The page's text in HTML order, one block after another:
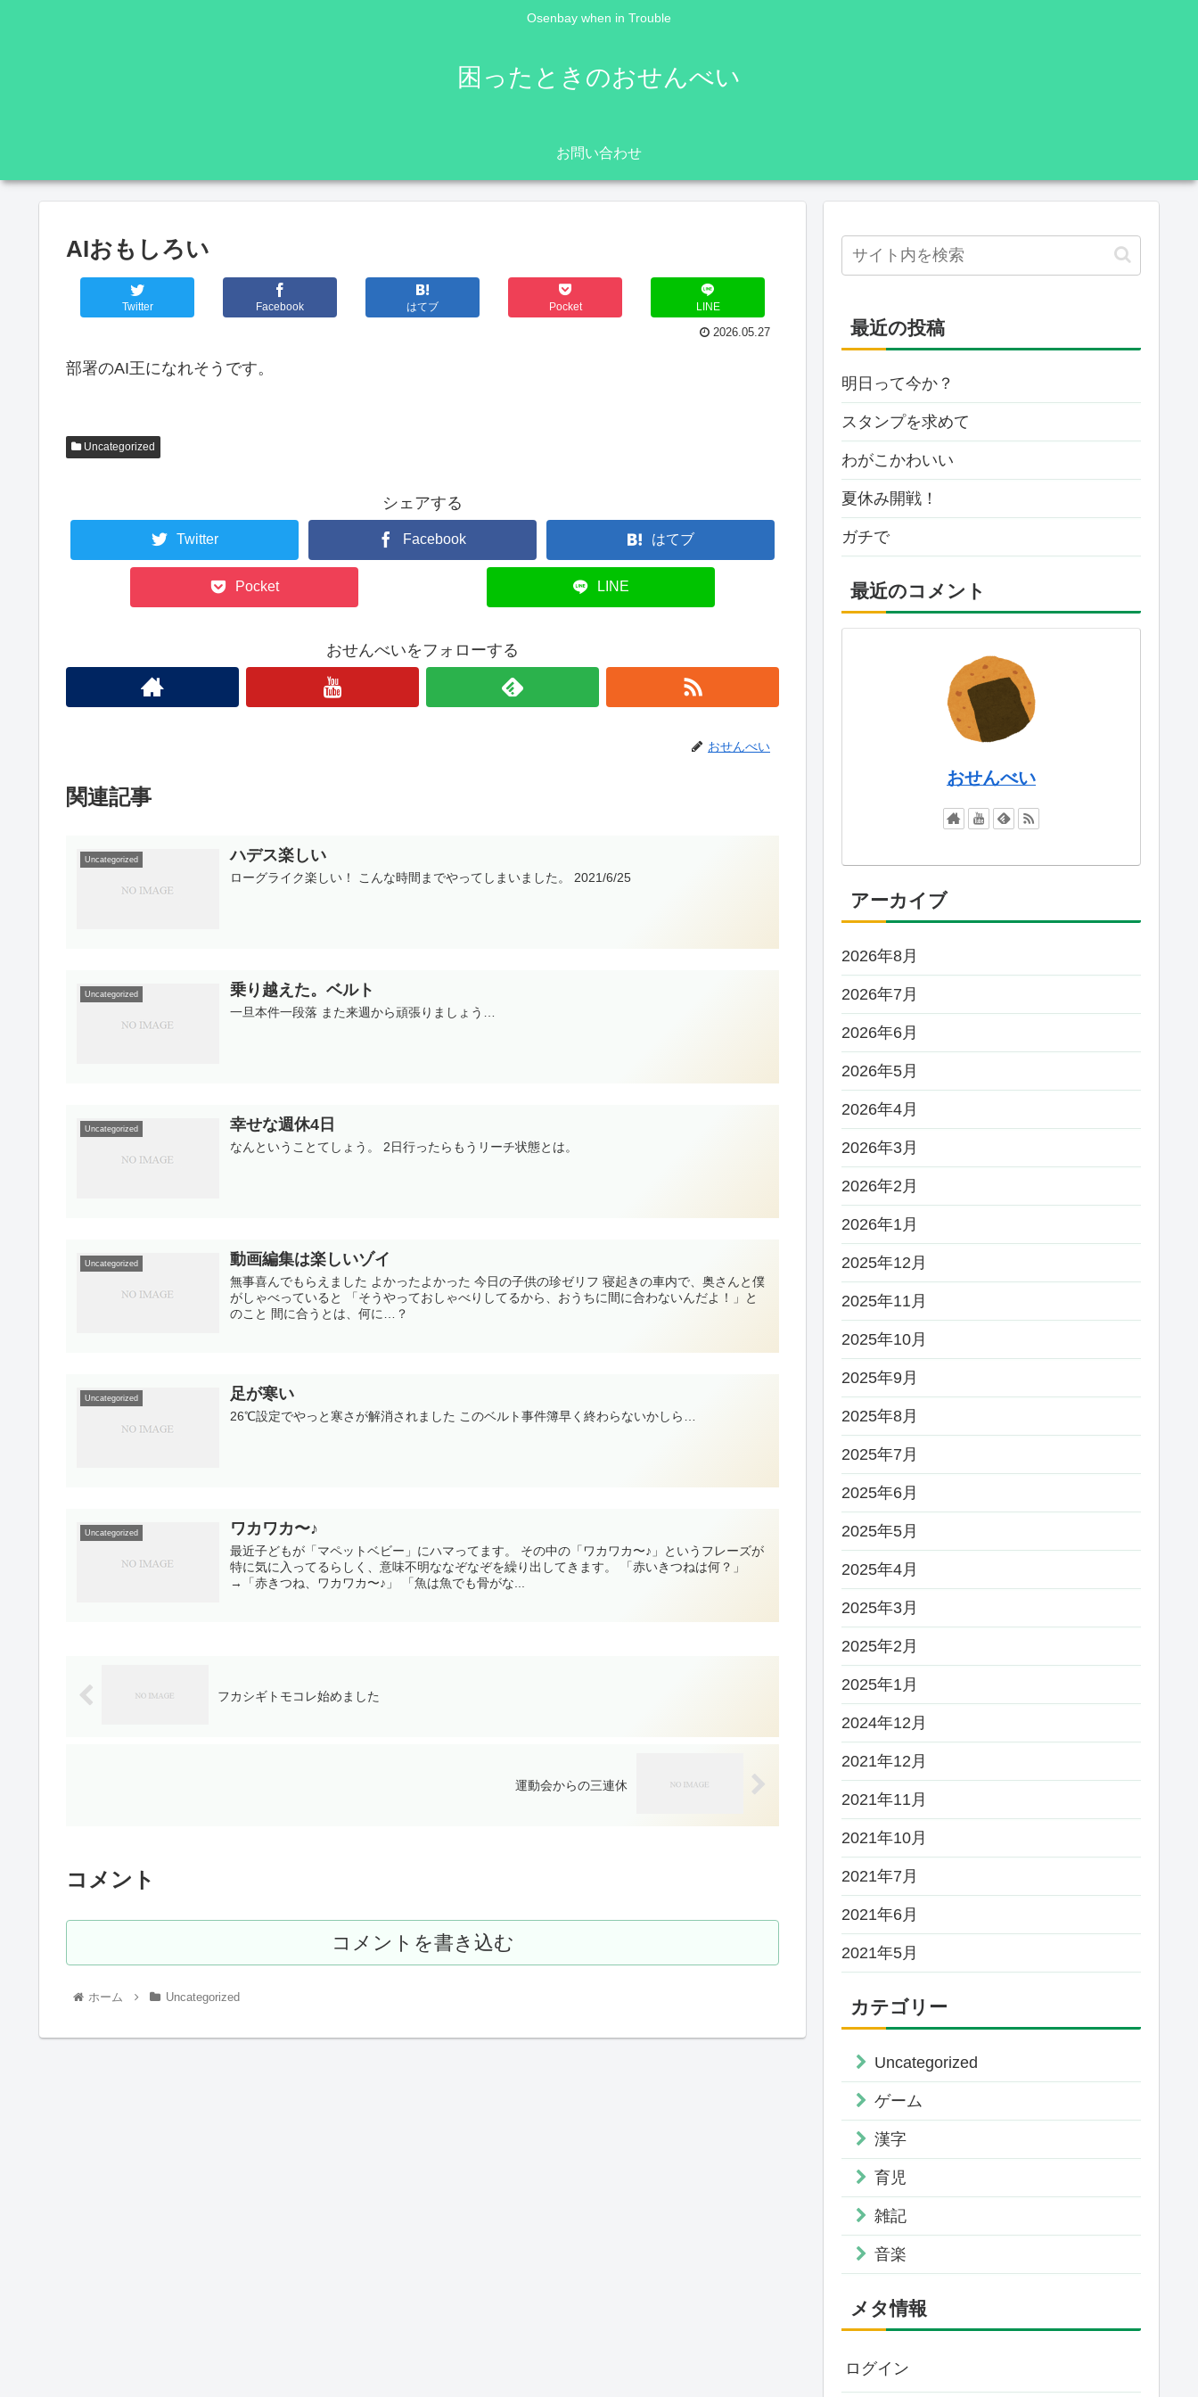
Osenbay when in Trouble
困ったときのおせんべい
お問い合わせ
AIおもしろい
Twitter Facebook はてブ Pocket LINE
2026.05.27
部署のAI王になれそうです。
Uncategorized
シェアする
Twitter Facebook はてブ
Pocket LINE
おせんべいをフォローする
おせんべい
関連記事
Uncategorized ハデス楽しい
ローグライク楽しい！ こんな時間までやってしまいました。 2021/6/25
Uncategorized 乗り越えた。ベルト
一旦本件一段落 また来週から頑張りましょう…
Uncategorized 幸せな週休4日
なんということてしょう。 2日行ったらもうリーチ状態とは。
Uncategorized 動画編集は楽しいゾイ
無事喜んでもらえました よかったよかった 今日の子供の珍ゼリフ 寝起きの車内で、奥さんと僕
がしゃべっていると 「そうやっておしゃべりしてるから、おうちに間に合わないんだよ！」と
のこと 間に合うとは、何に…？
Uncategorized 足が寒い
26℃設定でやっと寒さが解消されました このベルト事件簿早く終わらないかしら…
Uncategorized ワカワカ〜♪
最近子どもが「マペットベビー」にハマってます。 その中の「ワカワカ〜♪」というフレーズが
特に気に入ってるらしく、意味不明ななぞなぞを繰り出してきます。 「赤いきつねは何？」
→「赤きつね、ワカワカ〜♪」 「魚は魚でも骨がな...
フカシギトモコレ始めました
運動会からの三連休
コメント
コメントを書き込む
ホーム Uncategorized
最近の投稿
明日って今か？
スタンプを求めて
わがこかわいい
夏休み開戦！
ガチで
最近のコメント
おせんべい
アーカイブ
2026年8月
2026年7月
2026年6月
2026年5月
2026年4月
2026年3月
2026年2月
2026年1月
2025年12月
2025年11月
2025年10月
2025年9月
2025年8月
2025年7月
2025年6月
2025年5月
2025年4月
2025年3月
2025年2月
2025年1月
2024年12月
2021年12月
2021年11月
2021年10月
2021年7月
2021年6月
2021年5月
カテゴリー
Uncategorized
ゲーム
漢字
育児
雑記
音楽
メタ情報
ログイン